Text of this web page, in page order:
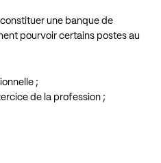
une banque de
pourvoir certains postes au
;
de la profession ;